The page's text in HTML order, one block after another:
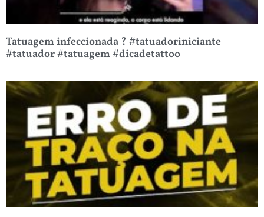
Tatuagem infeccionada ? #tatuadoriniciante
#tatuador #tatuagem #dicadetattoo